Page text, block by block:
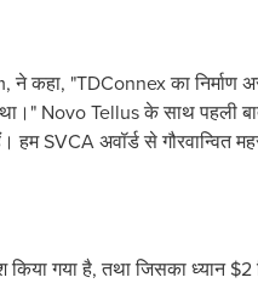
"TDConnex का निर्माण
Novo Tellus के साथ पहली
हम SVCA अवॉर्ड से
गया है, तथा जिसका ध्यान$2